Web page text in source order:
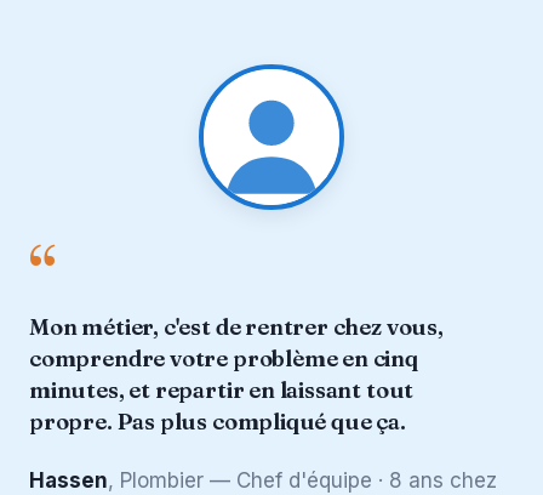
“
Mon métier, c'est de rentrer chez vous,
comprendre votre problème en cinq
minutes, et repartir en laissant tout
propre. Pas plus compliqué que ça.
Hassen, Plombier — Chef d'équipe · 8 ans chez